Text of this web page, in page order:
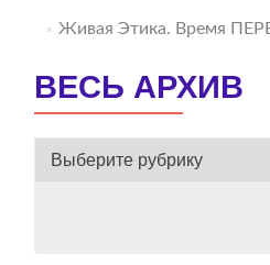
Живая Этика. Время
ВЕСЬ АРХИВ
ВЕСЬ